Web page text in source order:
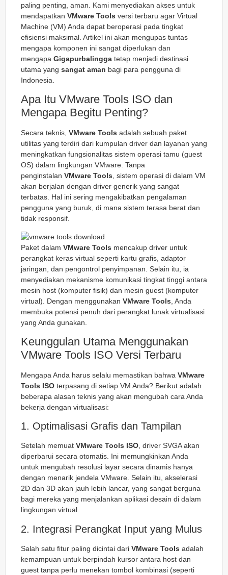
paling penting, aman. Kami menyediakan akses untuk
mendapatkan VMware Tools versi terbaru agar Virtual
Machine (VM) Anda dapat beroperasi pada tingkat
efisiensi maksimal. Artikel ini akan mengupas tuntas
mengapa komponen ini sangat diperlukan dan
mengapa Gigapurbalingga tetap menjadi destinasi
utama yang sangat aman bagi para pengguna di
Indonesia.
Apa Itu VMware Tools ISO dan
Mengapa Begitu Penting?
Secara teknis, VMware Tools adalah sebuah paket
utilitas yang terdiri dari kumpulan driver dan layanan yang
meningkatkan fungsionalitas sistem operasi tamu (guest
OS) dalam lingkungan VMware. Tanpa
penginstalan VMware Tools , sistem operasi di dalam VM
akan berjalan dengan driver generik yang sangat
terbatas. Hal ini sering mengakibatkan pengalaman
pengguna yang buruk, di mana sistem terasa berat dan
tidak responsif.
Paket dalam VMware Tools mencakup driver untuk
perangkat keras virtual seperti kartu grafis, adaptor
jaringan, dan pengontrol penyimpanan. Selain itu, ia
menyediakan mekanisme komunikasi tingkat tinggi antara
mesin host (komputer fisik) dan mesin guest (komputer
virtual). Dengan menggunakan VMware Tools , Anda
membuka potensi penuh dari perangkat lunak virtualisasi
yang Anda gunakan.
Keunggulan Utama Menggunakan
VMware Tools ISO Versi Terbaru
Mengapa Anda harus selalu memastikan bahwa VMware
Tools ISO terpasang di setiap VM Anda? Berikut adalah
beberapa alasan teknis yang akan mengubah cara Anda
bekerja dengan virtualisasi:
1. Optimalisasi Grafis dan Tampilan
Setelah memuat VMware Tools ISO, driver SVGA akan
diperbarui secara otomatis. Ini memungkinkan Anda
untuk mengubah resolusi layar secara dinamis hanya
dengan menarik jendela VMware. Selain itu, akselerasi
2D dan 3D akan jauh lebih lancar, yang sangat berguna
bagi mereka yang menjalankan aplikasi desain di dalam
lingkungan virtual.
2. Integrasi Perangkat Input yang Mulus
Salah satu fitur paling dicintai dari VMware Tools adalah
kemampuan untuk berpindah kursor antara host dan
guest tanpa perlu menekan tombol kombinasi (seperti